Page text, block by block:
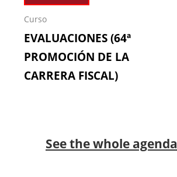
Curso
EVALUACIONES (64ª
PROMOCIÓN DE LA
CARRERA FISCAL)
See the whole agenda